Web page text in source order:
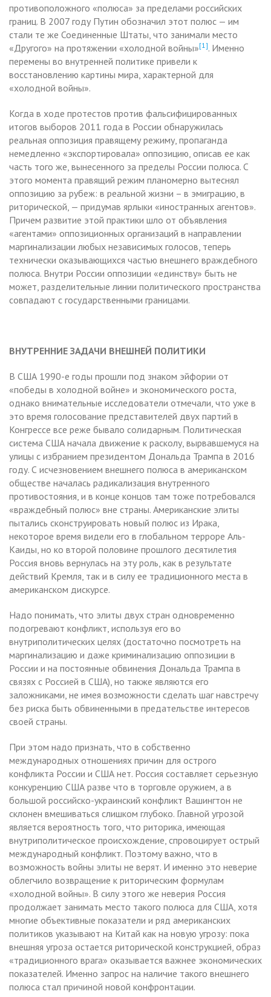
противоположного «полюса» за пределами российских
границ. В 2007 году Путин обозначил этот полюс — им
стали те же Соединенные Штаты, что занимали место
«Другого» на протяжении «холодной войны»[1]. Именно
перемены во внутренней политике привели к
восстановлению картины мира, характерной для
«холодной войны».
Когда в ходе протестов против фальсифицированных
итогов выборов 2011 года в России обнаружилась
реальная оппозиция правящему режиму, пропаганда
немедленно «экспортировала» оппозицию, описав ее как
часть того же, вынесенного за пределы России полюса. С
этого момента правящий режим планомерно вытеснял
оппозицию за рубеж: в реальной жизни – в эмиграцию, в
риторической, — придумав ярлыки «иностранных агентов».
Причем развитие этой практики шло от объявления
«агентами» оппозиционных организаций в направлении
маргинализации любых независимых голосов, теперь
технически оказывающихся частью внешнего враждебного
полюса. Внутри России оппозиции «единству» быть не
может, разделительные линии политического пространства
совпадают с государственными границами.
ВНУТРЕННИЕ ЗАДАЧИ ВНЕШНЕЙ ПОЛИТИКИ
В США 1990-е годы прошли под знаком эйфории от
«победы в холодной войне» и экономического роста,
однако внимательные исследователи отмечали, что уже в
это время голосование представителей двух партий в
Конгрессе все реже бывало солидарным. Политическая
система США начала движение к расколу, вырвавшемуся на
улицы с избранием президентом Дональда Трампа в 2016
году. С исчезновением внешнего полюса в американском
обществе началась радикализация внутренного
противостояния, и в конце концов там тоже потребовался
«враждебный полюс» вне страны. Американские элиты
пытались сконструировать новый полюс из Ирака,
некоторое время видели его в глобальном терроре Аль-
Каиды, но ко второй половине прошлого десятилетия
Россия вновь вернулась на эту роль, как в результате
действий Кремля, так и в силу ее традиционного места в
американском дискурсе.
Надо понимать, что элиты двух стран одновременно
подогревают конфликт, используя его во
внутриполитических целях (достаточно посмотреть на
маргинализацию и даже криминализацию оппозиции в
России и на постоянные обвинения Дональда Трампа в
связях с Россией в США), но также являются его
заложниками, не имея возможности сделать шаг навстречу
без риска быть обвиненными в предательстве интересов
своей страны.
При этом надо признать, что в собственно
международных отношениях причин для острого
конфликта России и США нет. Россия составляет серьезную
конкуренцию США разве что в торговле оружием, а в
большой российско-украинский конфликт Вашингтон не
склонен вмешиваться слишком глубоко. Главной угрозой
является вероятность того, что риторика, имеющая
внутриполитическое происхождение, спровоцирует острый
международный конфликт. Поэтому важно, что в
возможность войны элиты не верят. И именно это неверие
облегчило возвращение к риторическим формулам
«холодной войны». В силу этого же неверия Россия
продолжает занимать место такого полюса для США, хотя
многие объективные показатели и ряд американских
политиков указывают на Китай как на новую угрозу: пока
внешняя угроза остается риторической конструкцией, образ
«традиционного врага» оказывается важнее экономических
показателей. Именно запрос на наличие такого внешнего
полюса стал причиной новой конфронтации.